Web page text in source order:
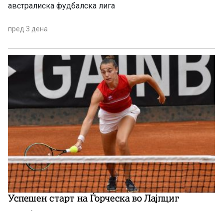
австралиска фудбалска лига
пред 3 дена
Успешен старт на Ѓорческа во Лајпциг